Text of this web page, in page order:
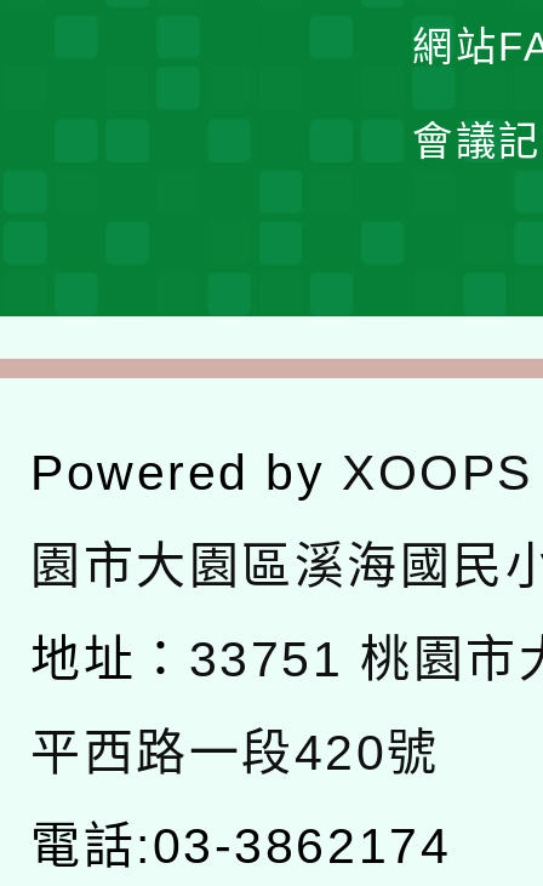
網站
會議
Powered by XOOPS
園市大園區溪海國民
地址： 33751 桃園市
平西路一段420號
電話:03-3862174